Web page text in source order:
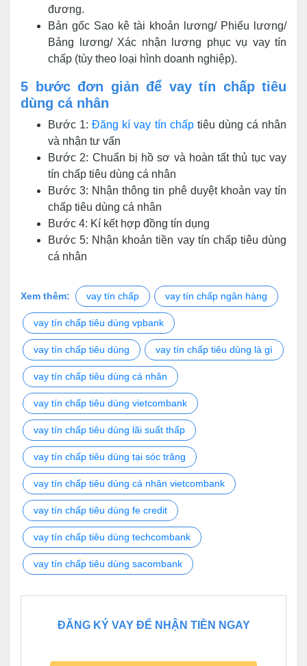
đương.
Bản gốc Sao kê tài khoản lương/ Phiếu lương/
Bảng lương/ Xác nhận lương phục vụ vay tín
chấp (tùy theo loại hình doanh nghiệp).
5 bước đơn giản để vay tín chấp tiêu
dùng cá nhân
Bước 1:Đăng kí vay tín chấptiêu dùng cá nhân
và nhận tư vấn
Bước 2: Chuẩn bị hồ sơ và hoàn tất thủ tục vay
tín chấp tiêu dùng cá nhân
Bước 3: Nhận thông tin phê duyệt khoản vay tín
chấp tiêu dùng cá nhân
Bước 4: Kí kết hợp đồng tín dụng
Bước 5: Nhận khoản tiền vay tín chấp tiêu dùng
cá nhân
Xem thêm: vay tín chấp vay tín chấp ngân hàng
vay tín chấp tiêu dùng vpbank
vay tín chấp tiêu dùng vay tín chấp tiêu dùng là gì
vay tín chấp tiêu dùng cá nhân
vay tín chấp tiêu dùng vietcombank
vay tín chấp tiêu dùng lãi suất thấp
vay tín chấp tiêu dùng tại sóc trăng
vay tín chấp tiêu dùng cá nhân vietcombank
vay tín chấp tiêu dùng fe credit
vay tín chấp tiêu dùng techcombank
vay tín chấp tiêu dùng sacombank
ĐĂNG KÝ VAY ĐỂ NHẬN TIỀN NGAY